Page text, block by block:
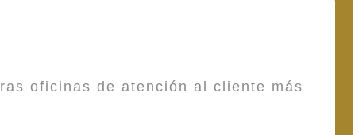
oficinas de atención al cliente más